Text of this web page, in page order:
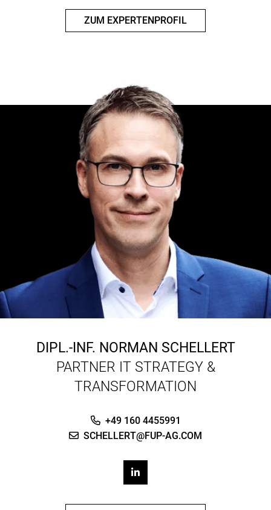
ZUM EXPERTENPROFIL
DIPL.-INF. NORMAN SCHELLERT
PARTNER IT STRATEGY &
TRANSFORMATION
+49 160 4455991
SCHELLERT@FUP-AG.COM